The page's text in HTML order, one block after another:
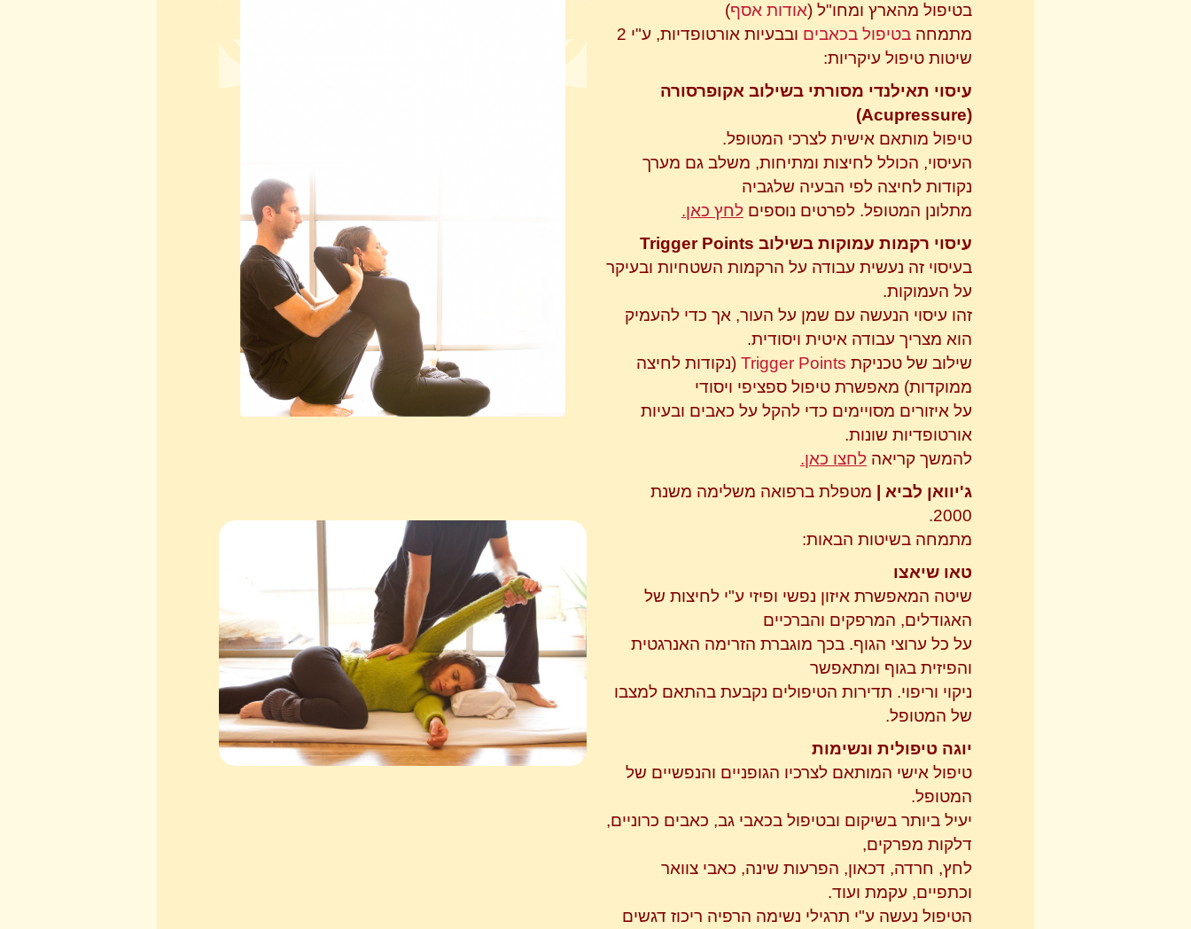
בטיפול מהארץ ומחו"ל (אודות אסף)
מתמחה בטיפול בכאבים
ובבעיות אורטופדיות, ע"י 2
שיטות טיפול עיקריות:
עיסוי תאילנדי מסורתי בשילוב אקופרסורה
(
Acupressure
)
טיפול מותאם אישית לצרכי המטופל.
העיסוי, הכולל לחיצות ומתיחות, משלב גם מערך
נקודות לחיצה לפי הבעיה שלגביה
מתלונן המטופל. לפרטים נוספים לחץ כאן.
עיסוי רקמות עמוקות בשילוב Trigger Points
בעיסוי זה נעשית עבודה על הרקמות השטחיות ובעיקר
על העמוקות.
זהו עיסוי הנעשה עם שמן על העור, אך כדי להעמיק
הוא מצריך עבודה איטית ויסודית.
שילוב של טכניקת Trigger Points (נקודות לחיצה
ממוקדות) מאפשרת טיפול ספציפי ויסודי
על איזורים מסויימים כדי להקל על כאבים ובעיות
אורטופדיות שונות.
להמשך קריאה לחצו כאן.
ג'יוואן לביא |
מטפלת ברפואה משלימה משנת
2000.
מתמחה בשיטות הבאות:
טאו שיאצו
שיטה המאפשרת איזון נפשי ופיזי ע"י לחיצות של
האגודלים, המרפקים והברכיים
על כל ערוצי הגוף. בכך מוגברת הזרימה האנרגטית
והפיזית בגוף ומתאפשר
ניקוי וריפוי. תדירות הטיפולים נקבעת בהתאם למצבו
של המטופל.
יוגה טיפולית ונשימות
טיפול אישי המותאם לצרכיו הגופניים והנפשיים של
המטופל.
יעיל ביותר בשיקום ובטיפול בכאבי גב, כאבים כרוניים,
דלקות מפרקים,
לחץ, חרדה, דכאון, הפרעות שינה, כאבי צוואר
וכתפיים, עקמת ועוד.
הטיפול נעשה ע"י תרגילי נשימה הרפיה ריכוז דגשים